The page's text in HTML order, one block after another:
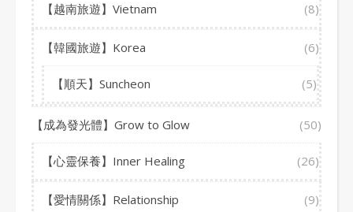
【越南旅遊】Vietnam (8)
【韓國旅遊】Korea (6)
【順天】Suncheon (5)
【成為發光體】Grow to Glow (50)
【心靈保養】Inner Healing (26)
【愛情關係】Relationship (9)